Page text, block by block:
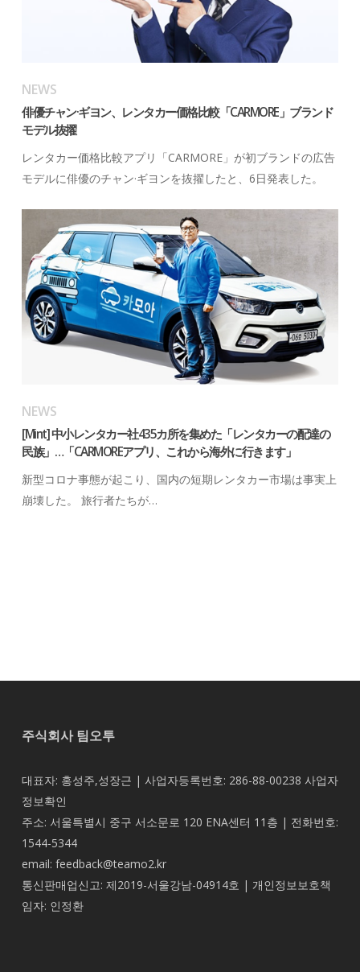
NEWS
俳優チャン·ギヨン、レンタカー価格比較「CARMORE」ブランド
モデル抜擢
レンタカー価格比較アプリ「CARMORE」が初ブランドの広告
モデルに俳優のチャン·ギヨンを抜擢したと、6日発表した。
NEWS
[Mint] 中小レンタカー社435カ所を集めた「レンタカーの配達の
民族」…「CARMOREアプリ、これから海外に行きます」
新型コロナ事態が起こり、国内の短期レンタカー市場は事実上
崩壊した。 旅行者たちが…
주식회사 팀오투
대표자: 홍성주,성장근 | 사업자등록번호: 286-88-00238 사업자
정보확인
주소: 서울특별시 중구 서소문로 120 ENA센터 11층 | 전화번호:
1544-5344
email: feedback@teamo2.kr
통신판매업신고: 제2019-서울강남-04914호 | 개인정보보호책
임자: 인정환